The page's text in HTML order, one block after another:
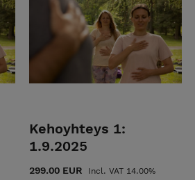
Kehoyhteys 1:
1.9.2025
299.00 EUR Incl. VAT 14.00%